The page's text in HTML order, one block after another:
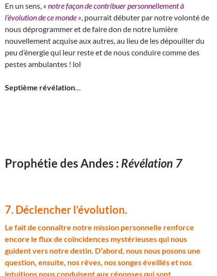
En un sens, « notre façon de contribuer personnellement à
l’évolution de ce monde » , pourrait débuter par notre volonté de
nous déprogrammer et de faire don de notre lumière
nouvellement acquise aux autres, au lieu de les dépouiller du
peu d’énergie qui leur reste et de nous conduire comme des
pestes ambulantes ! lol
Septième révélation
Prophétie des Andes : Révélation 7
7. Déclencher l’évolution.
L e fait de connaître notre mission personnelle renforce
encore le flux de coïncidences mystérieuses qui nous
guident vers notre destin. D’abord, nous nous posons une
question, ensuite, nos rêves, nos songes éveillés et nos
intuitions nous conduisent aux réponses qui sont